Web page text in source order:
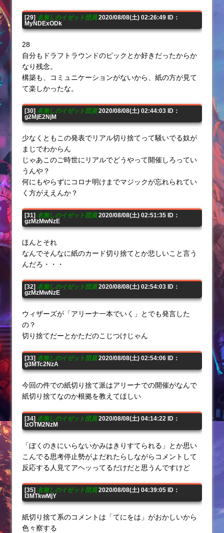
[29] 名無しのイゼット団員2020/08/08(土) 02:26:49 ID：
MyNDExODk
28
自分もドラフトラウンドのピックとか好きだったからか
なり残念。
構築も、コミュニケーションがないから、紙の方が見て
て楽しかったな。
[30] 名無しのイゼット団員2020/08/08(土) 02:44:03 ID：
g2MjE2NjM
少なくともこの発表でリアル切り捨てって騒いでる奴が
まじでわからん
じゃあこのご時世にリアルでどうやって開催しろってい
うんや？
何にもやらずにコロナ明けまでマジックが忘れられてい
く方がええんか？
[31] 名無しのイゼット団員2020/08/08(土) 02:51:35 ID：
gzMzMwNzE
ほんとそれ
なんでそんなに紙のカード切り捨てとか悲しいこと言う
んだろ・・・
[32] 名無しのイゼット団員2020/08/08(土) 02:54:03 ID：
gzMzMwNzE
ウィザーズが「アリーナ一本でいく」とでも発言した
の？
切り捨てだーとかただのこじつけじゃん
[33] 名無しのイゼット団員2020/08/08(土) 02:54:06 ID：
g3MTc2NzA
今回の件での紙切り捨て派はアリーナでの開催がなんで
紙切り捨てなのか根拠を教えてほしい
[34] 名無しのイゼット団員2020/08/08(土) 04:14:22 ID：
IzOTM2NzM
「ぼくのきにいらないかみはきりすてられる」とか思い
こんでる思考停止勢がよだれたらしながらコメントして
反応する人見てアヘッってるだけだと思うんですけど
[35] 名無しのイゼット団員2020/08/08(土) 04:39:05 ID：
I3MTkwMjY
紙切り捨て系のコメントは「てにをは」がおかしいから
色々察する